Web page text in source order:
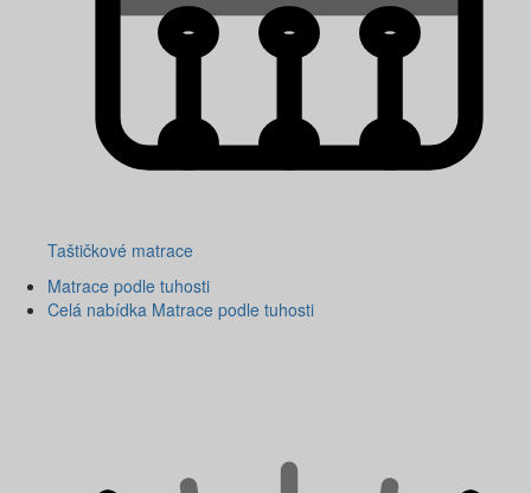
Taštičkové matrace
Matrace podle tuhosti
Celá nabídka Matrace podle tuhosti